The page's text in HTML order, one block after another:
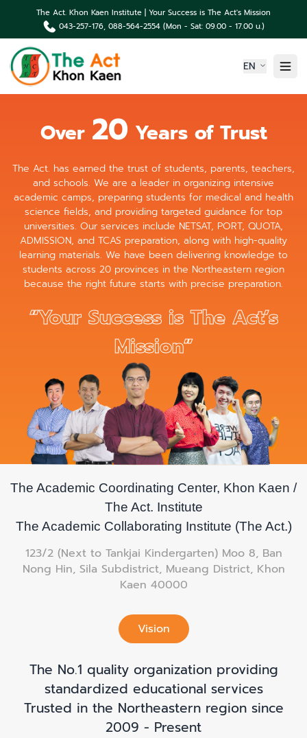
The Act. Khon Kaen Institute | Your Success is The Act's Mission
043-257-176, 088-564-2554 (Mon - Sat: 09.00 - 17.00 น.)
EN
About us
Portfolio Student
News & Events
Contact us
Over 20 Years of Trust
The Act. has earned the trust of students, parents, teachers,
and schools. We are a leader in organizing intensive
academic camps, preparing students for medical and health
science fields, and providing targeted guidance for top
universities. Our services include NETSAT, PORT, QUOTA,
ADMISSION, and TCAS preparation, along with high-quality
learning materials. We have been delivering knowledge to
students across 20 provinces in the Northeastern region
because the right future starts with precise preparation.
“Your Success is The Act’s
Mission”
The Academic Coordinating Center, Khon Kaen /
The Act. Institute
The Academic Collaborating Institute (The Act.)
123/2 (Next to Tankjai Kindergarten) Moo 8, Ban
Nong Hin, Sila Subdistrict, Mueang District, Khon
Kaen 40000
Vision
The No.1 quality organization providing
standardized educational services
Trusted in the Northeastern region since
2009 - Present